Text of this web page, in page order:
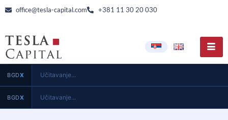
office@tesla-capital.com +381 11 30 20 030
BGDX Učitavanje...
BGDX Učitavanje...